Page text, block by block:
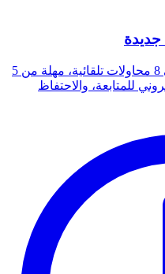
جديدة
ماذا يحدث عندما يفشل التفريغ: حتى 8 محاولات تلقائية، مهلة من 5
إلكتروني للمتابعة، والاحتفاظ